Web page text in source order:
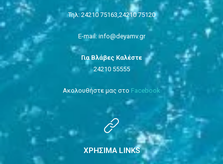
Τηλ: 24210 75163, 24210 75120
E-mail: info@deyamv.gr
Για Βλάβες Καλέστε
24210 55555
Ακολουθήστε μας στο Facebook
ΧΡΗΣΙΜΑ LINKS